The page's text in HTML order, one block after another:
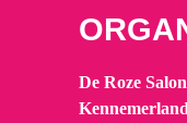
De Roze